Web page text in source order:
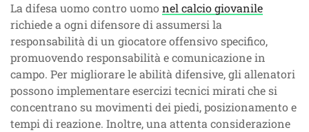
La difesa uomo contro uomo nel calcio giovanile
richiede a ogni difensore di assumersi la
responsabilità di un giocatore offensivo specifico,
promuovendo responsabilità e comunicazione in
campo. Per migliorare le abilità difensive, gli allenatori
possono implementare esercizi tecnici mirati che si
concentrano su movimenti dei piedi, posizionamento e
tempi di reazione. Inoltre, una attenta considerazione